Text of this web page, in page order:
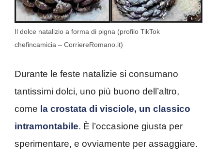
Il dolce natalizio a forma di pigna (profilo TikTok
chefincamicia – CorriereRomano.it)
Durante le feste natalizie si consumano
tantissimi dolci, uno più buono dell’altro,
come la crostata di visciole, un classico
intramontabile. È l’occasione giusta per
sperimentare, e ovviamente per assaggiare.